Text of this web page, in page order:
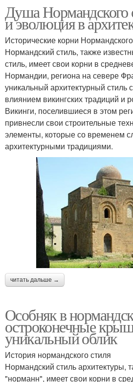
Душа Нормандского
и эволюция в
Исторические корни
Нормандский стиль, также
стиль, имеет свои корни в
Нормандии, региона на севере
уникальный архитектурный
влиянием викингских традиций и
Викинги, поселившиеся в этом
привнесли свои строительные
элементы, которые со временем
архитектурными традициями.
читать дальше →
Особняк в
остроконечные
уникальный облик
История нормандского стиля
Нормандский стиль архитектуры,
"норманн", имеет свои корни в